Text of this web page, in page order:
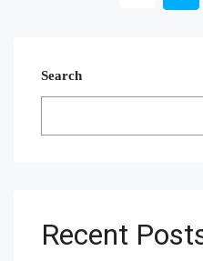
Search
Recent